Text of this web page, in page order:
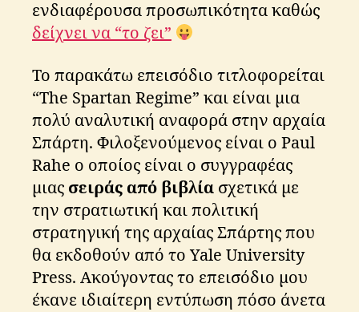
ενδιαφέρουσα προσωπικότητα καθώς
δείχνει να “το ζει”
Το παρακάτω επεισόδιο τιτλοφορείται
“The Spartan Regime” και είναι μια
πολύ αναλυτική αναφορά στην αρχαία
Σπάρτη. Φιλοξενούμενος είναι ο Paul
Rahe ο οποίος είναι ο συγγραφέας
μιας σειράς από βιβλία σχετικά με
την στρατιωτική και πολιτική
στρατηγική της αρχαίας Σπάρτης που
θα εκδοθούν από το Yale University
Press. Ακούγοντας το επεισόδιο μου
έκανε ιδιαίτερη εντύπωση πόσο άνετα